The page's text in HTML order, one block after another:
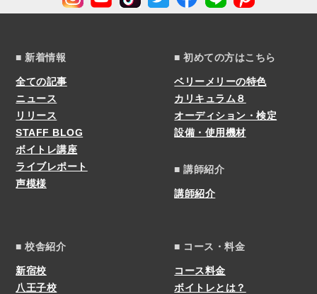
■ 新着情報
全ての記事
ニュース
リリース
STAFF BLOG
ボイトレ講座
ライブレポート
声模様
■ 初めての方はこちら
ベリーメリーの特色
カリキュラム８
オーディション・検定
設備・使用機材
■ 講師紹介
講師紹介
■ 校舎紹介
新宿校
八王子校
■ コース・料金
コース料金
ボイトレとは？